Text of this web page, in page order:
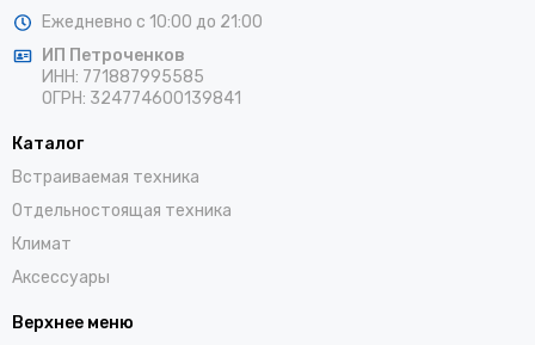
Ежедневно с 10:00 до 21:00
ИП Петроченков
ИНН: 771887995585
ОГРН: 324774600139841
Каталог
Встраиваемая техника
Отдельностоящая техника
Климат
Аксессуары
Верхнее меню